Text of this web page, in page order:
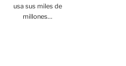
usa sus miles de
millones…